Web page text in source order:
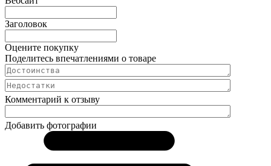
Заголовок
Оцените покупку
Поделитесь впечатлениями о товаре
Комментарий к отзыву
Добавить фотографии